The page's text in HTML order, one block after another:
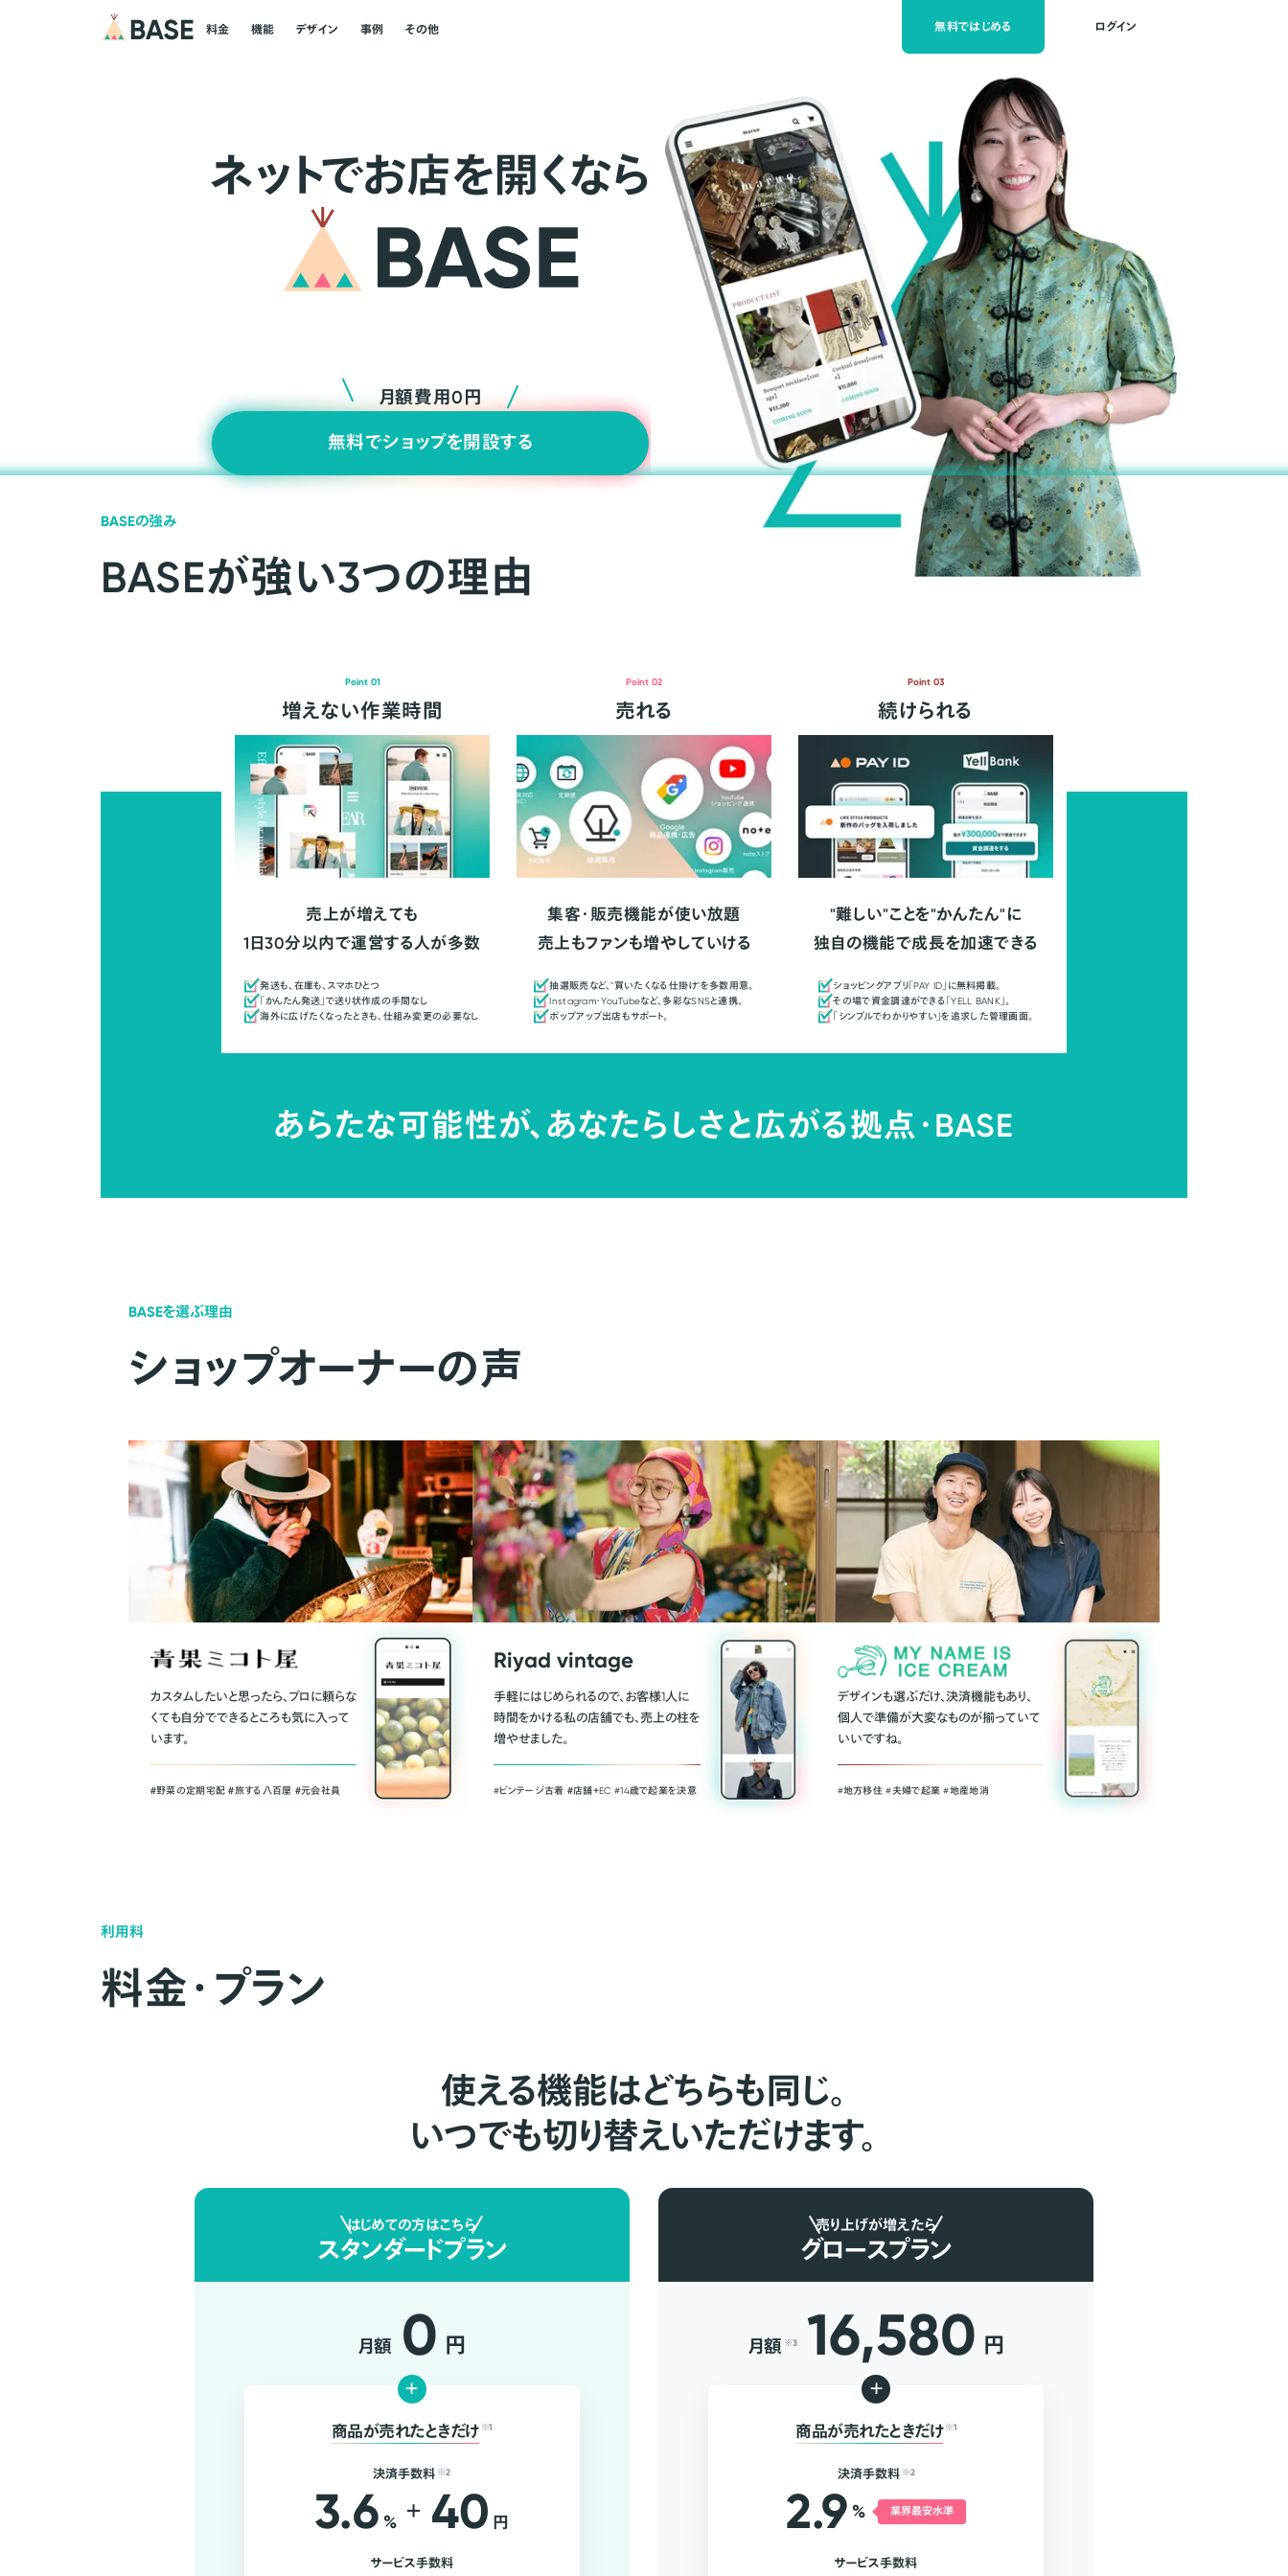
料金 機能 デザイン 事例 その他 無料ではじめる ログイン
ネッ トでお店を開くなら
月額費用0円
無料でショップを開設する
BASEの強み
BASEが強い3つの理由
Point 01
増えない作業時間
売上が増えても
1日30分以内で運営する人が多数
発送も、在庫も、スマホひとつ
「かんたん発送」で送り状作成の手間なし
海外に広げたくなったときも、仕組み変更の必要なし
Point 02
売れる
集客・販売機能が使い放題
売上もファンも増やしていける
抽選販売など、"買いたくなる仕掛け"を多数用意。
Instagram・YouTubeなど、多彩なSNSと連携。
ポップアップ出店もサポート。
Point 03
続けられる
"難しい"ことを"かんたん"に
独自の機能で成長を加速できる
ショッピングアプリ「PAY ID」に無料掲載。
その場で資金調達ができる「YELL BANK」。
「シンプルでわかりやすい」を追求した管理画面。
あらたな可能性が、あなたらしさと広がる拠点・BASE
BASEを選ぶ理由
ショップオーナーの声
カスタムしたいと思ったら、プロに頼らな
くても自分でできるところも気に入って
います。
＃野菜の定期宅配 ＃旅する八百屋 ＃元会社員
Riyad vintage
手軽にはじめられるので、お客様1人に
時間をかける私の店舗でも、売上の柱を
増やせました。
#ビンテージ古着 ＃店舗＋EC #14歳で起業を決意
デザインも選ぶだけ、決済機能もあり、
個人で準備が大変なものが揃っていて
いいですね。
#地方移住 #夫婦で起業 #地産地消
利用料
料金・プラン
使える機能はどちらも同じ。
いつでも切り替えいただけます。
はじめての方はこちら
スタンダードプラン
月額 0 円
+
商品が売れたときだけ ※1
決済手数料 ※2
3.6 % + 40 円
サービス手数料
売り上げが増えたら
グロースプラン
月額 ※3 16,580 円
+
商品が売れたときだけ ※1
決済手数料 ※2
2.9 % 業界最安水準
サービス手数料